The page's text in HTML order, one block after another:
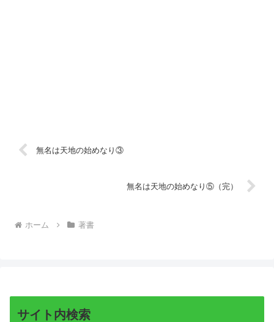
無名は天地の始めなり③
無名は天地の始めなり⑤（完）
ホーム 著書
サイト内検索